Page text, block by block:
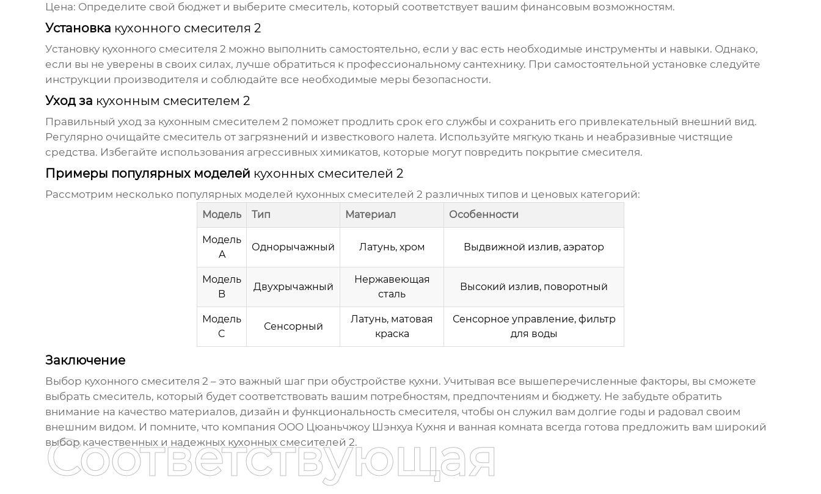
Цена: Определите свой бюджет и выберите смеситель, который соответствует вашим финансовым возможностям.
Установка кухонного смесителя 2
Установку кухонного смесителя 2 можно выполнить самостоятельно, если у вас есть необходимые инструменты и навыки. Однако,
если вы не уверены в своих силах, лучше обратиться к профессиональному сантехнику. При самостоятельной установке следуйте
инструкции производителя и соблюдайте все необходимые меры безопасности.
Уход за кухонным смесителем 2
Правильный уход за кухонным смесителем 2 поможет продлить срок его службы и сохранить его привлекательный внешний вид.
Регулярно очищайте смеситель от загрязнений и известкового налета. Используйте мягкую ткань и неабразивные чистящие
средства. Избегайте использования агрессивных химикатов, которые могут повредить покрытие смесителя.
Примеры популярных моделей кухонных смесителей 2
Рассмотрим несколько популярных моделей кухонных смесителей 2 различных типов и ценовых категорий:
Модель Тип Материал Особенности
Модель
A
Однорычажный Латунь, хром Выдвижной излив, аэратор
Модель
B
Двухрычажный
Нержавеющая
сталь
Высокий излив, поворотный
Модель
C
Сенсорный
Латунь, матовая
краска
Сенсорное управление, фильтр
для воды
Заключение
Выбор кухонного смесителя 2 – это важный шаг при обустройстве кухни. Учитывая все вышеперечисленные факторы, вы сможете
выбрать смеситель, который будет соответствовать вашим потребностям, предпочтениям и бюджету. Не забудьте обратить
внимание на качество материалов, дизайн и функциональность смесителя, чтобы он служил вам долгие годы и радовал своим
внешним видом. И помните, что компания ООО Цюаньчжоу Шэнхуа Кухня и ванная комната всегда готова предложить вам широкий
выбор качественных и надежных кухонных смесителей 2.
Соответствующая